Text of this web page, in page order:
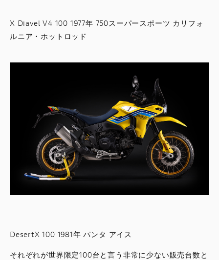
X Diavel V4 100 1977年 750スーパースポーツ カリフォ
ルニア・ホットロッド
DesertX 100 1981年 パンタ アイス
それぞれが世界限定100台と言う非常に少ない販売台数と